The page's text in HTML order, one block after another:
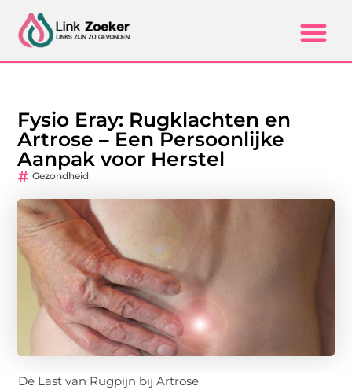
Fysio Eray: Rugklachten en
Artrose – Een Persoonlijke
Aanpak voor Herstel
Gezondheid
De Last van Rugpijn bij Artrose